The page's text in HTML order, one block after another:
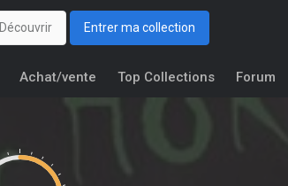
Découvrir Entrer ma collection
Achat/vente Top Collections Forum